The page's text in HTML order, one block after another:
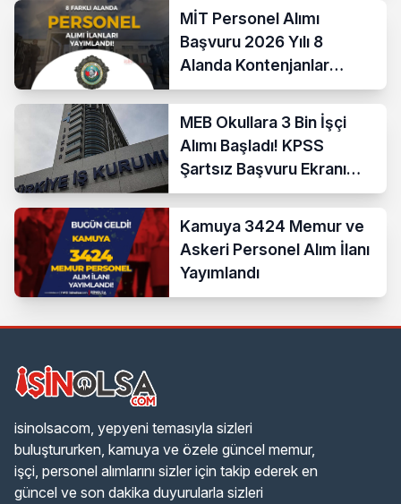
MİT Personel Alımı
Başvuru 2026 Yılı 8
Alanda Kontenjanlar
Nedir?
MEB Okullara 3 Bin İşçi
Alımı Başladı! KPSS
Şartsız Başvuru Ekranı
Açıldı
Kamuya 3424 Memur ve
Askeri Personel Alım İlanı
Yayımlandı
isinolsacom, yepyeni temasıyla sizleri
buluştururken, kamuya ve özele güncel memur,
işçi, personel alımlarını sizler için takip ederek en
güncel ve son dakika duyurularla sizleri